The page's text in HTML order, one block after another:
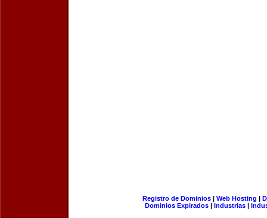
Registro de Dominios| Web Hosting |
Dominios Expirados | Industrias |